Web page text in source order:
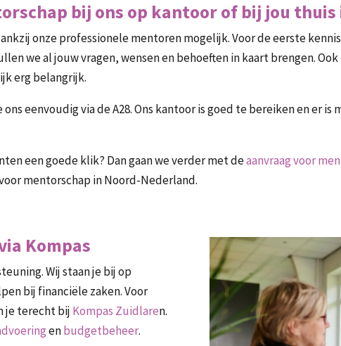
bij ons op kantoor of bij jou thuis
onze professionele mentoren mogelijk. Voor de eerste
we al jouw vragen, wensen en behoeften in kaart brengen.
erg belangrijk.
eenvoudig via de A28. Ons kantoor is goed te bereiken en er
een goede klik? Dan gaan we verder met deaanvraag voor
mentorschap in Noord-Nederland.
Kompas
Wij staan je bij op
bij financiële zaken. Voor
je terecht bij Kompas Zuidlaren.
enbudgetbeheer.